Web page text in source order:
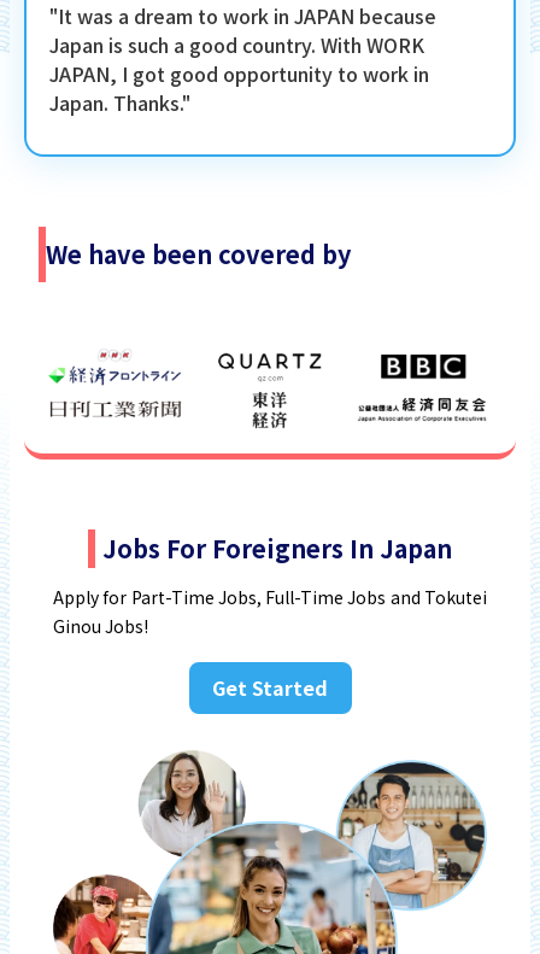
"It was a dream to work in JAPAN because
Japan is such a good country. With WORK
JAPAN, I got good opportunity to work in
Japan. Thanks."
We have been covered by
Jobs For Foreigners In Japan
Apply for Part-Time Jobs, Full-Time Jobs and Tokutei
Ginou Jobs!
Get Started